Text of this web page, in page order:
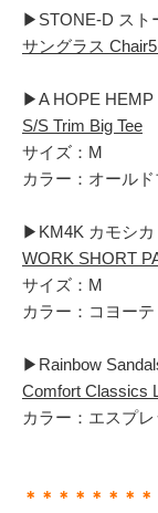
▶︎STONE-D スト
サングラス
▶︎A HOPE HEMP
S/S Trim Big Tee
サイズ：M
カラー：オール
▶︎KM4K カモシカ
WORK SHORT
サイズ：M
カラー：コヨーテ
▶︎Rainbow
Comfort Classics
カラー：エスプレ
＊＊＊＊＊＊＊